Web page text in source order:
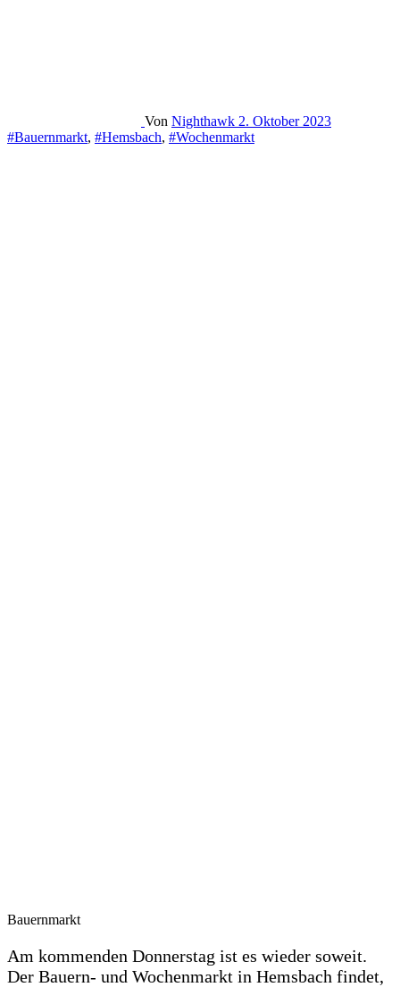
Von Nighthawk 2. Oktober 2023
#Bauernmarkt, #Hemsbach, #Wochenmarkt
Bauernmarkt
Am kommenden Donnerstag ist es wieder soweit.
Der Bauern- und Wochenmarkt in Hemsbach findet,